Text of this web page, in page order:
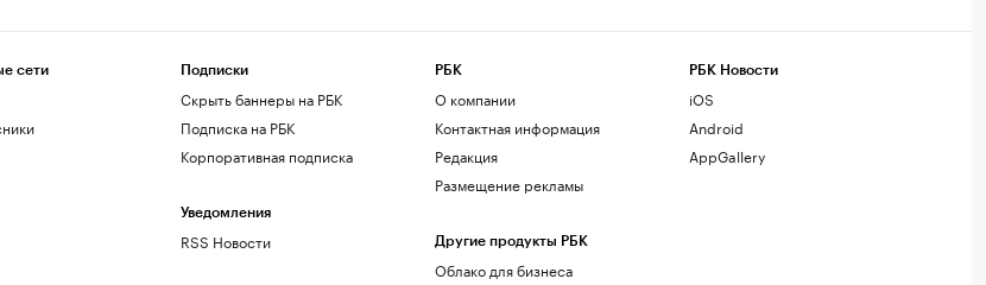
сети Подписки
Скрыть баннеры на РБК
Подписка на РБК
Корпоративная подписка
Уведомления
RSS Новости
РБК
О компании
Контактная информация
Редакция
Размещение рекламы
Другие продукты РБК
Облако для бизнеса
РБК Новости
iOS
Android
AppGallery